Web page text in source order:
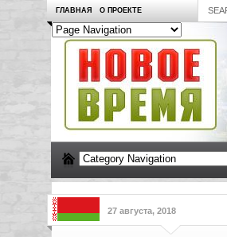
ГЛАВНАЯ О ПРОЕКТЕ
27 августа, 2018